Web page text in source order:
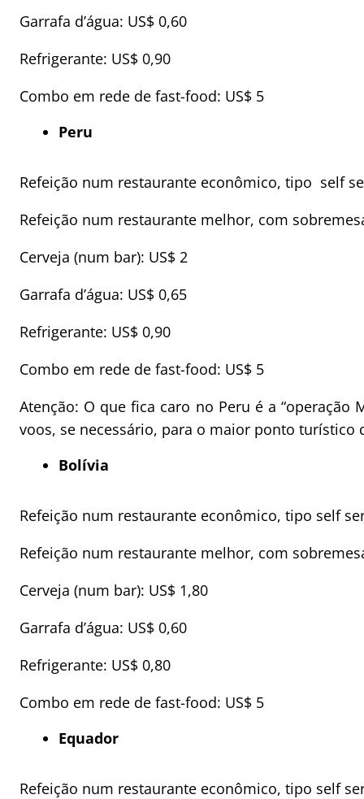
Garrafa d’água: US$ 0,60
Refrigerante: US$ 0,90
Combo em rede de fast-food: US$ 5
Peru
Refeição num restaurante econômico, tipo self
Refeição num restaurante melhor, com
Cerveja (num bar): US$ 2
Garrafa d’água: US$ 0,65
Refrigerante: US$ 0,90
Combo em rede de fast-food: US$ 5
Atenção: O que fica caro no Peru é a “operação
voos, se necessário, para o maior ponto turístico
Bolívia
Refeição num restaurante econômico, tipo self
Refeição num restaurante melhor, com
Cerveja (num bar): US$ 1,80
Garrafa d’água: US$ 0,60
Refrigerante: US$ 0,80
Combo em rede de fast-food: US$ 5
Equador
Refeição num restaurante econômico, tipo self